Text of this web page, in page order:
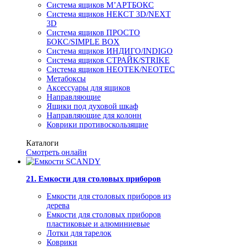
Система ящиков М’АРТБОКС
Система ящиков НЕКСТ 3D/NEXT
3D
Система ящиков ПРОСТО
БОКС/SIMPLE BOX
Система ящиков ИНДИГО/INDIGO
Система ящиков СТРАЙК/STRIKE
Система ящиков НЕОТЕК/NEOTEC
Метабоксы
Аксессуары для ящиков
Направляющие
Ящики под духовой шкаф
Направляющие для колонн
Коврики противоскользящие
Каталоги
Смотреть онлайн
21. Емкости для столовых приборов
Емкости для столовых приборов из
дерева
Емкости для столовых приборов
пластиковые и алюминиевые
Лотки для тарелок
Коврики